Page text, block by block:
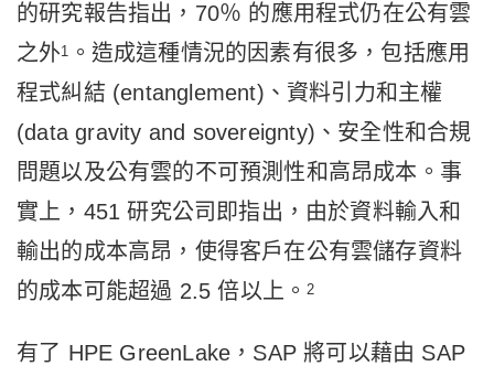
的研究報告指出，70％ 的應用程式仍在公有雲
之外1
。造成這種情況的因素有很多，包括應用
程式糾結 (entanglement)、資料引力和主權
(data gravity and sovereignty)、安全性和合規
問題以及公有雲的不可預測性和高昂成本。事
實上，451 研究公司即指出，由於資料輸入和
輸出的成本高昂，使得客戶在公有雲儲存資料
的成本可能超過 2.5 倍以上。2
有了 HPE GreenLake，SAP 將可以藉由 SAP